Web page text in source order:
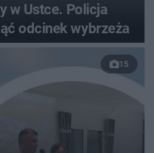
w Ustce. Policja
odcinek wybrzeża
15